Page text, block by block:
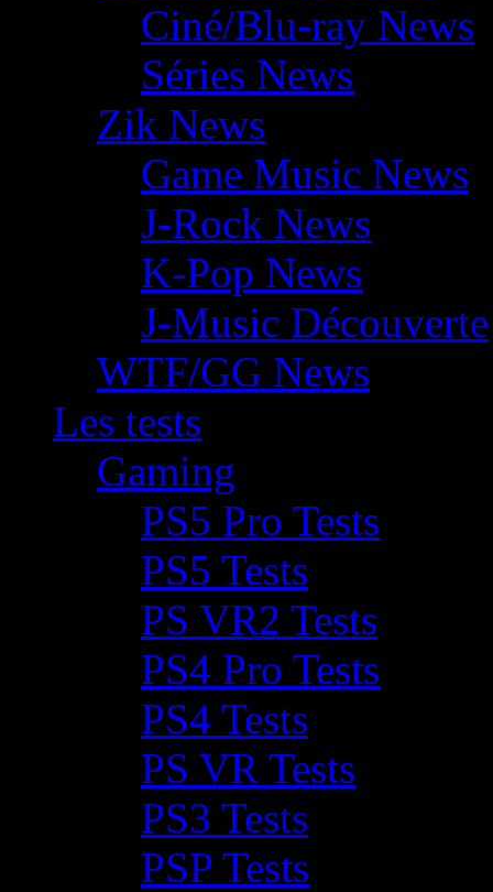
Ciné/Blu-ray News
Séries News
Zik News
Game Music News
J-Rock News
K-Pop News
J-Music Découverte
WTF/GG News
Les tests
Gaming
PS5 Pro Tests
PS5 Tests
PS VR2 Tests
PS4 Pro Tests
PS4 Tests
PS VR Tests
PS3 Tests
PSP Tests